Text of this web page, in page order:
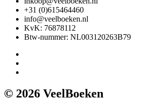
+31 (0)615464460
info@veelboeken.nl
KvK: 76878112
Btw-nummer: NL003120263B79
© 2026 VeelBoeken